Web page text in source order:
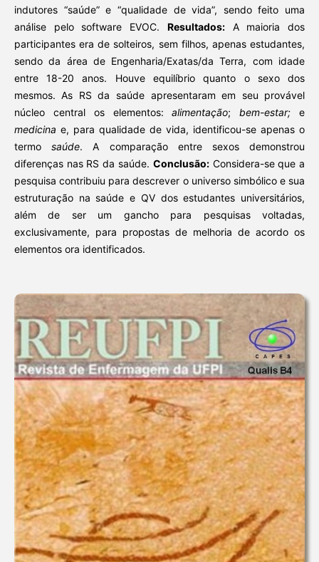
indutores “saúde” e “qualidade de vida”, sendo feito uma
análise pelo software EVOC. Resultados:A maioria dos
participantes era de solteiros, sem filhos, apenas estudantes,
sendo da área de Engenharia/Exatas/da Terra, com idade
entre 18-20 anos. Houve equilíbrio quanto o sexo dos
mesmos. As RS da saúde apresentaram em seu provável
núcleo central os elementos:alimentação;bem-estar; e
medicina e, para qualidade de vida, identificou-se apenas o
termosaúde. A comparação entre sexos demonstrou
diferenças nas RS da saúde. Conclusão:Considera-se que a
pesquisa contribuiu para descrever o universo simbólico e sua
estruturação na saúde e QV dos estudantes universitários,
além de ser um gancho para pesquisas voltadas,
exclusivamente, para propostas de melhoria de acordo os
elementos ora identificados.